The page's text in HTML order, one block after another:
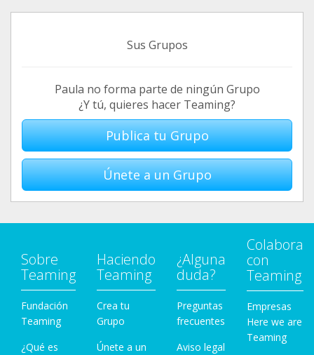
Sus Grupos
Paula no forma parte de ningún Grupo
¿Y tú, quieres hacer Teaming?
Publica tu Grupo
Únete a un Grupo
Sobre
Teaming
Fundación
Teaming
¿Qué es
Haciendo
Teaming
Crea tu
Grupo
Únete a un
¿Alguna
duda?
Preguntas
frecuentes
Aviso legal
Colabora
con
Teaming
Empresas
Here we are
Teaming